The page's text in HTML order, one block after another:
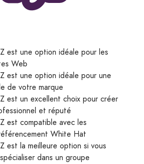
est une option idéale pour les
Web
est une option idéale pour une
de votre marque
est un excellent choix pour créer
et réputé
est compatible avec les
White Hat
est la meilleure option si vous
dans un groupe